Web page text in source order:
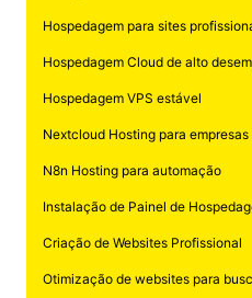
Hospedagem para sites
Hospedagem Cloud de alto
Hospedagem VPS estável
Nextcloud Hosting para empresas
N8n Hosting para automação
Instalação de Painel de
Criação de Websites Profissional
Otimização de websites para